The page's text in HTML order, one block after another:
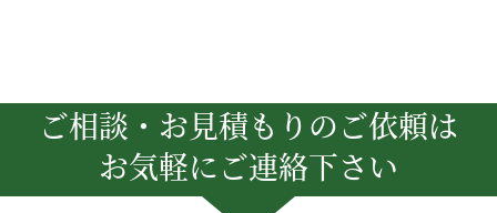
ご相談・お見積もりのご依頼は
お気軽にご連絡下さい